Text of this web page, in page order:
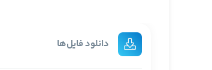
قوانین قدیم چه قوانین جدید، فعلا این
اصولا یک دیدگاهی در باب بیع به ذهن
دانلود فایل‌ها